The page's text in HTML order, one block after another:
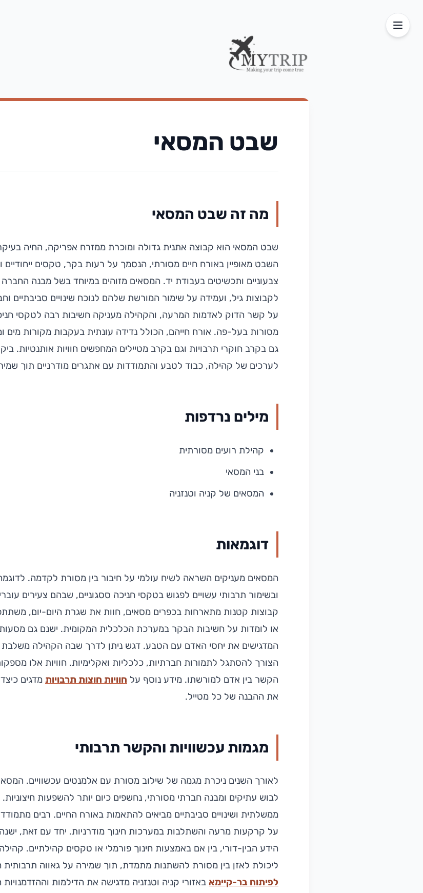
שבט המסאי
מה זה שבט המסאי
שבט המסאי הוא קבוצה אתנית גדולה ומוכרת ממזרח אפריקה, החיה בעיקר
השבט מאופיין באורח חיים מסורתי, הנסמך על רעות בקר, טקסים ייחודיים
צבעוניים ותכשיטים בעבודת יד. המסאים מזוהים במיוחד בשל מבנה
לקבוצות גיל, ועמידה על שימור המורשת שלהם לנוכח שינויים סביבתיים
על קשר הדוק לאדמות המרעה, והקהילה מעניקה חשיבות רבה לטקסי
מסורות בעל-פה. אורח חייהם, הכולל נדידה עונתית בעקבות מקורות מים
גם בקרב חוקרי תרבויות וגם בקרב מטיילים המחפשים חוויות אותנטיות.
לערכים של קהילה, כבוד לטבע והתמודדות עם אתגרים מודרניים תוך
מילים נרדפות
קהילת רועים מסורתית
בני המסאי
המסאים של קניה וטנזניה
דוגמאות
המסאים מעניקים השראה לשיח עולמי על חיבור בין מסורת לקדמה.
ובשימור תרבותי עשויים לפגוש בטקסי חניכה ססגוניים, שבהם צעירים
קבוצות קטנות מתארחות בכפרים מסאים, חוות את שגרת היום-יום,
או לומדות על חשיבות הבקר במערכת הכלכלית המקומית. ישנם גם מסעות
המדגישים את יחסי האדם עם הטבע. דגש ניתן לדרך שבה הקהילה משלבת
הצורך להסתגל לתמורות חברתיות, כלכליות ואקלימיות. חוויות אלו
הקשר בין אדם למורשתו. מידע נוסף על חוויות חוצות תרבויות מדגים
את ההבנה של כל מטייל.
מגמות עכשוויות והקשר תרבותי
לאורך השנים ניכרת מגמה של שילוב מסורת עם אלמנטים עכשוויים.
לבוש עתיקים ומבנה חברתי מסורתי, נחשפים כיום יותר להשפעות חיצוניות.
ממשלתית ושינויים סביבתיים מביאים להתאמות באורח החיים. רבים
על קרקעות מרעה והשתלבות במערכות חינוך מודרניות. יחד עם זאת,
הידע הבין-דורי, בין אם באמצעות חינוך פורמלי או טקסים קהילתיים.
ליכולת לאזן בין מסורת להשתנות מתמדת, תוך שמירה על גאווה
לפיתוח בר-קיימא באזורי קניה וטנזניה מדגישה את הדילמות